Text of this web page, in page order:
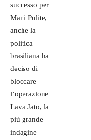
successo per
Mani Pulite,
anche la
politica
brasiliana ha
deciso di
bloccare
l’operazione
Lava Jato, la
più grande
indagine